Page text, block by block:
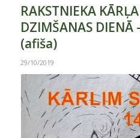
RAKSTNIEKA
DZIMŠANAS DIENĀ
(afiša)
29/10/2019